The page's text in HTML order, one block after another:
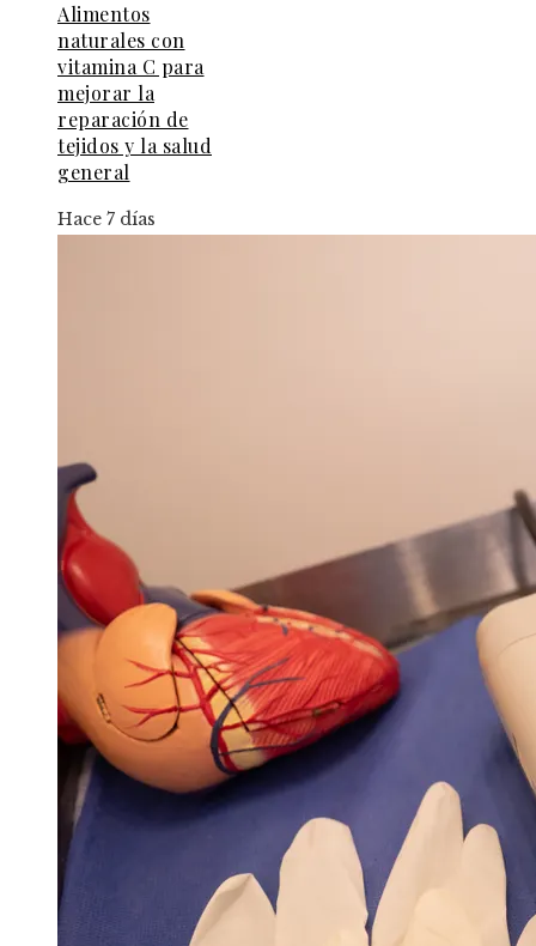
Alimentos
naturales con
vitamina C para
mejorar la
reparación de
tejidos y la salud
general
Hace 7 días